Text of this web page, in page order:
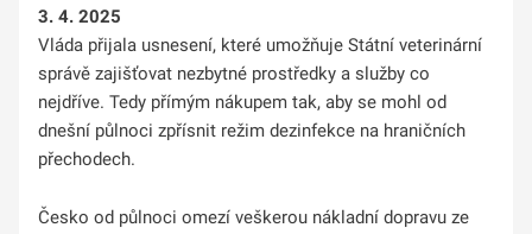
3. 4. 2025
Vláda přijala usnesení, které umožňuje Státní veterinární
správě zajišťovat nezbytné prostředky a služby co
nejdříve. Tedy přímým nákupem tak, aby se mohl od
dnešní půlnoci zpřísnit režim dezinfekce na hraničních
přechodech.
Česko od půlnoci omezí veškerou nákladní dopravu ze